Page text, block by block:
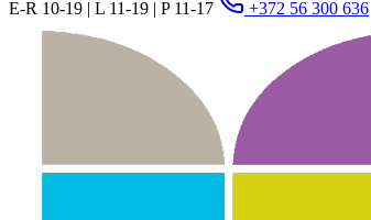
E-R 10-19 | L 11-19 | P 11-17
+372 56 300 636